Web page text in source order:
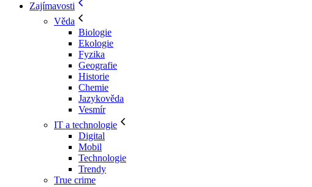
Zajímavosti
Věda
Biologie
Ekologie
Fyzika
Geografie
Historie
Chemie
Jazykověda
Vesmír
IT a technologie
Digital
Mobil
Technologie
Trendy
True crime